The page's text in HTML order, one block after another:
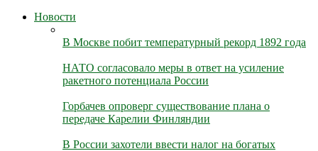
Новости
В Москве побит температурный рекорд 1892 года
НАТО согласовало меры в ответ на усиление
ракетного потенциала России
Горбачев опроверг существование плана о
передаче Карелии Финляндии
В России захотели ввести налог на богатых